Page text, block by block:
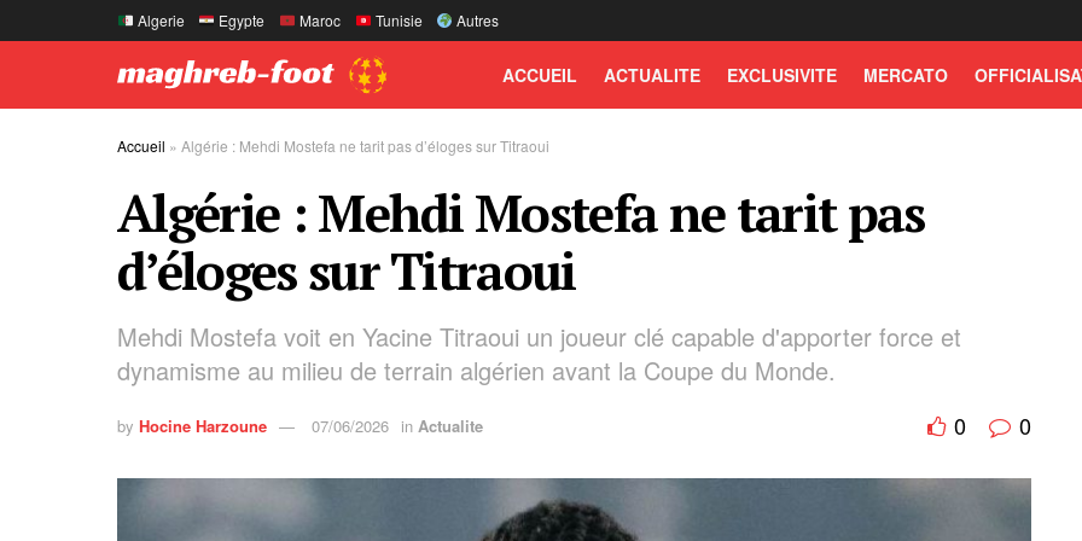
Algerie Egypte Maroc Tunisie Autres
ACCUEIL ACTUALITE EXCLUSIVITE MERCATO
Accueil » Algérie : Mehdi Mostefa ne tarit pas d’éloges sur Titraoui
Algérie : Mehdi Mostefa ne tarit pas
d’éloges sur Titraoui
Mehdi Mostefa voit en Yacine Titraoui un joueur clé capable d'apporter force et
dynamisme au milieu de terrain algérien avant la Coupe du Monde.
by Hocine Harzoune 07/06/2026 in Actualite 0 0